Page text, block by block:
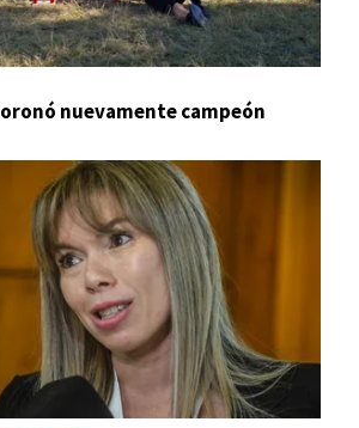
nuevamente campeón